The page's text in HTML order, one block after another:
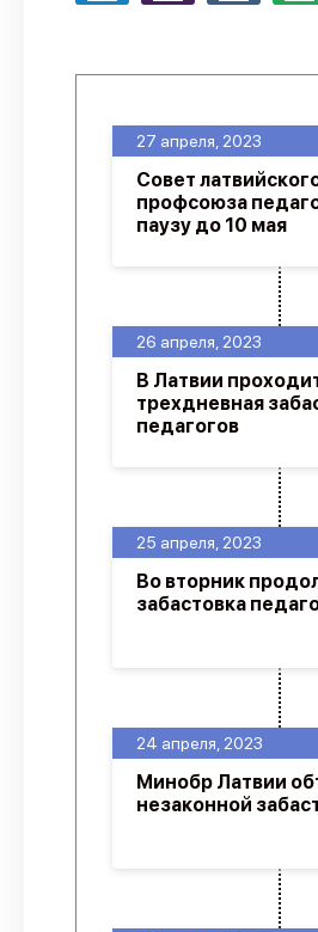
24 апреля, 2023
Минобр Латвии
незаконной
25 апреля, 2023
Во вторник
забастовка
26 апреля, 2023
В Латвии
трехдневная
педагогов
27 апреля, 2023
Совет
профсоюза
паузу до 10 мая